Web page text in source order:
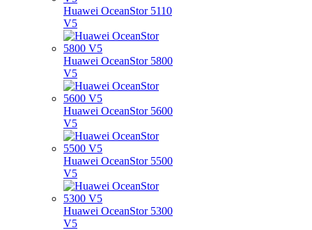
Huawei OceanStor 5110
V5
Huawei OceanStor 5800
V5
Huawei OceanStor 5600
V5
Huawei OceanStor 5500
V5
Huawei OceanStor 5300
V5